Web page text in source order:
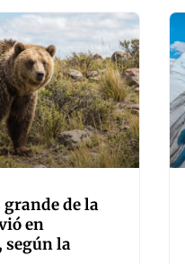
grande de la
en
según la